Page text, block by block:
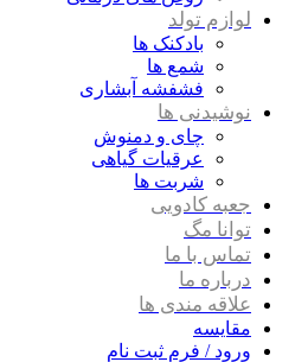
لوازم تولد
بادکنک ها
شمع ها
فشفشه آبشاری
نوشیدنی ها
چای و دمنوش
عرقیات گیاهی
شربت ها
جعبه کادویی
توانا مگ
تماس با ما
درباره ما
علاقه مندی ها
مقایسه
ورود / فرم ثبت نام